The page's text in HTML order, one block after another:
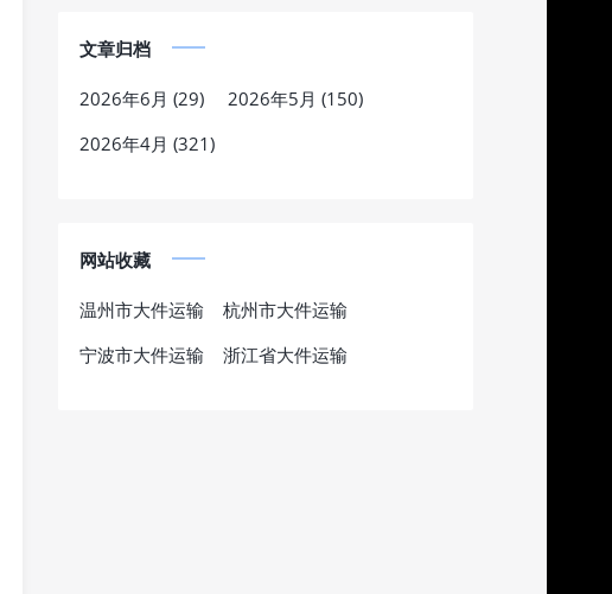
文章归档
2026年6月 (29)
2026年5月 (150)
2026年4月 (321)
网站收藏
温州市大件运输
杭州市大件运输
宁波市大件运输
浙江省大件运输